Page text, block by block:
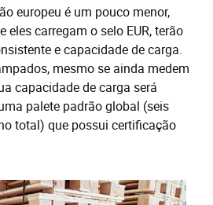
europeu é um pouco menor,
eles carregam o selo EUR, terão
e capacidade de carga.
mesmo se ainda medem
capacidade de carga será
palete padrão global (seis
total) que possui certificação